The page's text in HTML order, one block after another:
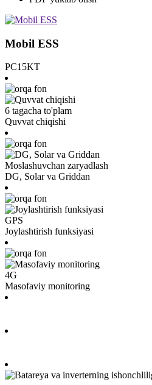
Mobil ESS
PC15KT
6 tagacha to'plam
Quvvat chiqishi
Moslashuvchan zaryadlash
DG, Solar va Griddan
GPS
Joylashtirish funksiyasi
4G
Masofaviy monitoring